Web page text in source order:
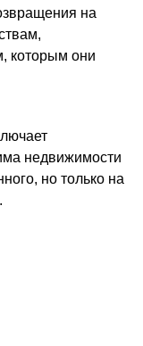
на
которым они
недвижимости
но только на